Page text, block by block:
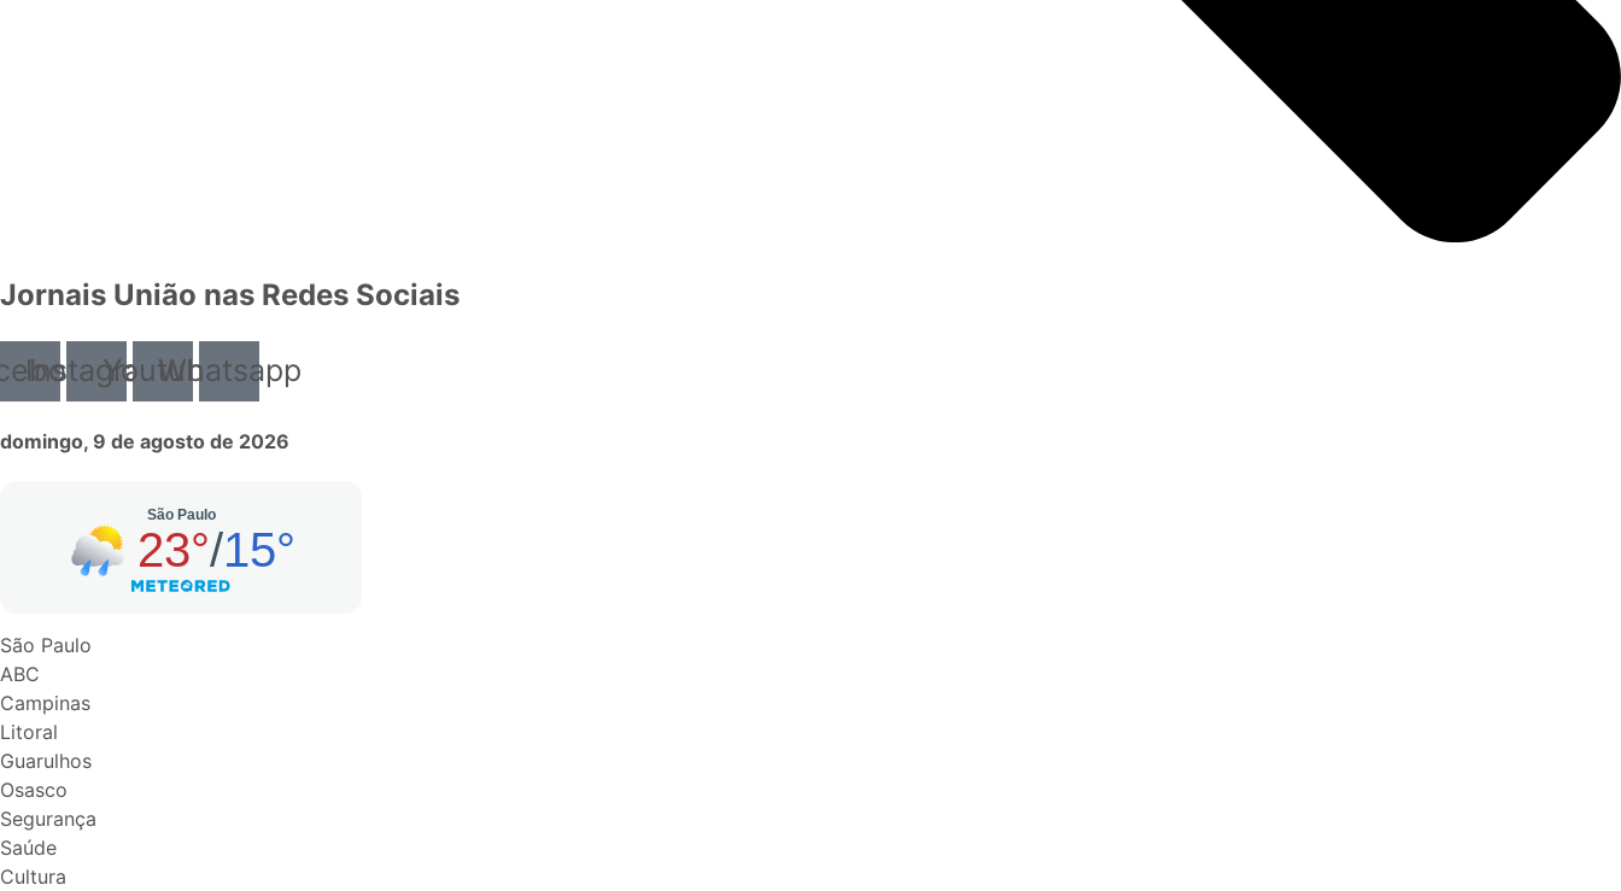
Jornais União nas Redes Sociais
Instagram
Youtube
Whatsapp
domingo, 9 de agosto de 2026
São Paulo
ABC
Campinas
Litoral
Guarulhos
Osasco
Segurança
Saúde
Cultura